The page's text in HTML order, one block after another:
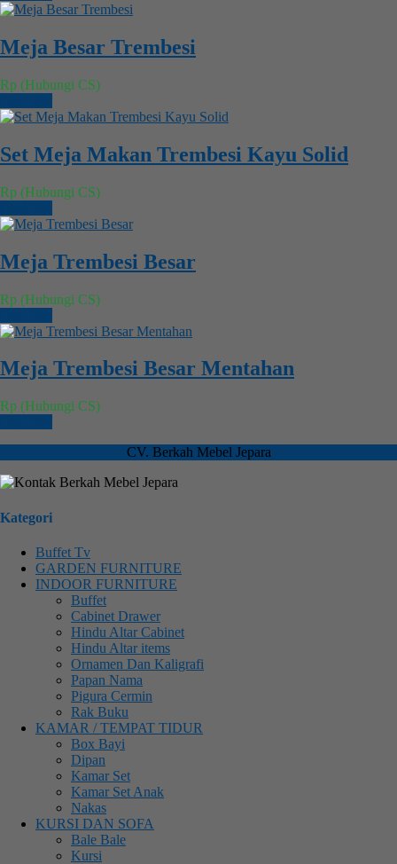
Meja Besar Trembesi
Rp (Hubungi CS)
Set Meja Makan Trembesi Kayu Solid
Rp (Hubungi CS)
Meja Trembesi Besar
Rp (Hubungi CS)
Meja Trembesi Besar Mentahan
Rp (Hubungi CS)
CV. Berkah Mebel Jepara
Kategori
Buffet Tv
GARDEN FURNITURE
INDOOR FURNITURE
Buffet
Cabinet Drawer
Hindu Altar Cabinet
Hindu Altar items
Ornamen Dan Kaligrafi
Papan Nama
Pigura Cermin
Rak Buku
KAMAR / TEMPAT TIDUR
Box Bayi
Dipan
Kamar Set
Kamar Set Anak
Nakas
KURSI DAN SOFA
Bale Bale
Kursi